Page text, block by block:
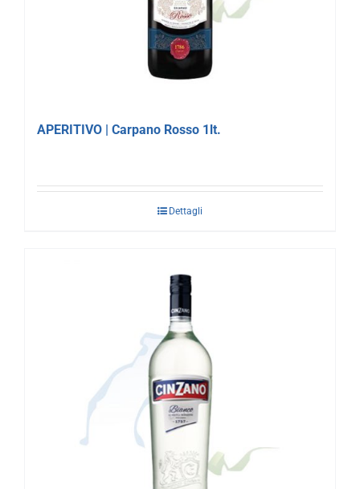
APERITIVO | Carpano Rosso 1lt.
Dettagli